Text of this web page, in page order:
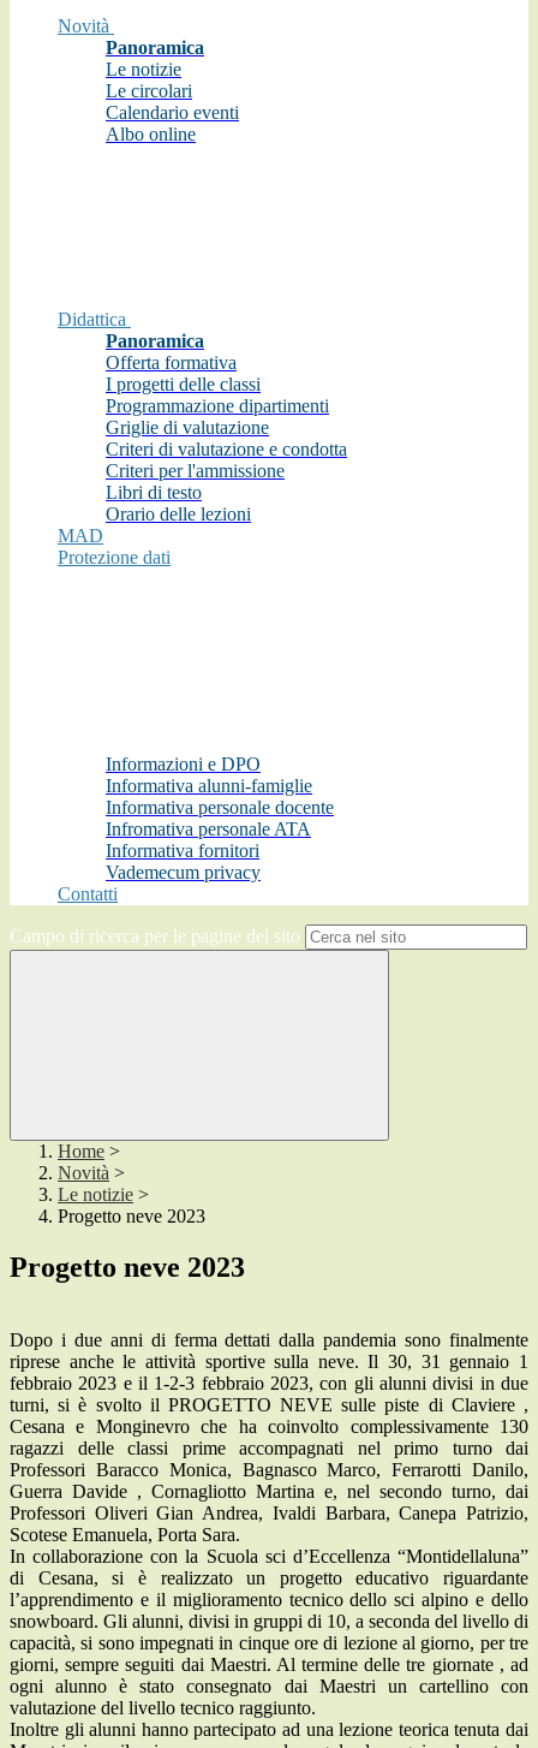
Novità
Panoramica
Le notizie
Le circolari
Calendario eventi
Albo online
Didattica
Panoramica
Offerta formativa
I progetti delle classi
Programmazione dipartimenti
Griglie di valutazione
Criteri di valutazione e condotta
Criteri per l'ammissione
Libri di testo
Orario delle lezioni
MAD
Protezione dati
Informazioni e DPO
Informativa alunni-famiglie
Informativa personale docente
Infromativa personale ATA
Informativa fornitori
Vademecum privacy
Contatti
Campo di ricerca per le pagine del sito
Home >
Novità >
Le notizie >
Progetto neve 2023
Progetto neve 2023
Dopo i due anni di ferma dettati dalla pandemia sono finalmente
riprese anche le attività sportive sulla neve. Il 30, 31 gennaio 1
febbraio 2023 e il 1-2-3 febbraio 2023, con gli alunni divisi in due
turni, si è svolto il PROGETTO NEVE sulle piste di Claviere ,
Cesana e Monginevro che ha coinvolto complessivamente 130
ragazzi delle classi prime accompagnati nel primo turno dai
Professori Baracco Monica, Bagnasco Marco, Ferrarotti Danilo,
Guerra Davide , Cornagliotto Martina e, nel secondo turno, dai
Professori Oliveri Gian Andrea, Ivaldi Barbara, Canepa Patrizio,
Scotese Emanuela, Porta Sara.
In collaborazione con la Scuola sci d’Eccellenza “Montidellaluna”
di Cesana, si è realizzato un progetto educativo riguardante
l’apprendimento e il miglioramento tecnico dello sci alpino e dello
snowboard. Gli alunni, divisi in gruppi di 10, a seconda del livello di
capacità, si sono impegnati in cinque ore di lezione al giorno, per tre
giorni, sempre seguiti dai Maestri. Al termine delle tre giornate , ad
ogni alunno è stato consegnato dai Maestri un cartellino con
valutazione del livello tecnico raggiunto.
Inoltre gli alunni hanno partecipato ad una lezione teorica tenuta dai